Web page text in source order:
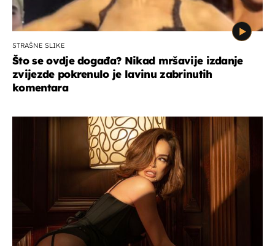
STRAŠNE SLIKE
Što se ovdje događa? Nikad mršavije izdanje
zvijezde pokrenulo je lavinu zabrinutih
komentara